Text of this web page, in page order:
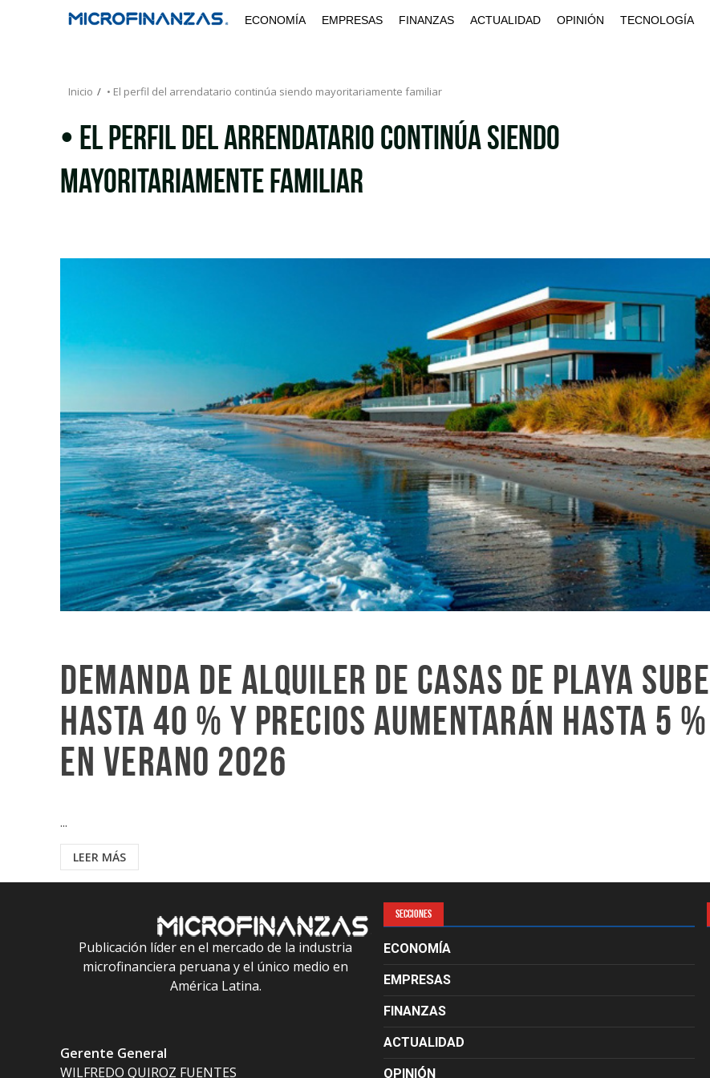
ECONOMÍA EMPRESAS FINANZAS ACTUALIDAD OPINIÓN TECNOLOGÍA
Inicio • El perfil del arrendatario continúa siendo mayoritariamente familiar
• El perfil del arrendatario continúa siendo
mayoritariamente familiar
Demanda de alquiler de casas de playa sube
hasta 40 % y precios aumentarán hasta 5 %
en verano 2026
...
LEER MÁS
Publicación líder en el mercado de la industria
microfinanciera peruana y el único medio en
América Latina.
Gerente General
WILFREDO QUIROZ FUENTES
SECCIONES
ECONOMÍA
EMPRESAS
FINANZAS
ACTUALIDAD
OPINIÓN